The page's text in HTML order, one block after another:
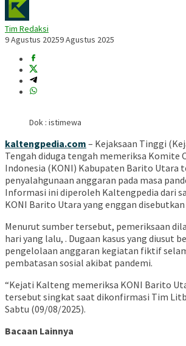
Tim Redaksi
9 Agustus 20259 Agustus 2025
Dok : istimewa
kaltengpedia.com – Kejaksaan Tinggi
Tengah diduga tengah memeriksa Komite
Indonesia (KONI) Kabupaten Barito Utara
penyalahgunaan anggaran pada masa
Informasi ini diperoleh Kaltengpedia dari
KONI Barito Utara yang enggan disebutkan
Menurut sumber tersebut, pemeriksaan
hari yang lalu, . Dugaan kasus yang diusut
pengelolaan anggaran kegiatan fiktif
pembatasan sosial akibat pandemi.
“Kejati Kalteng memeriksa KONI Barito
tersebut singkat saat dikonfirmasi Tim
Sabtu (09/08/2025).
Bacaan Lainnya